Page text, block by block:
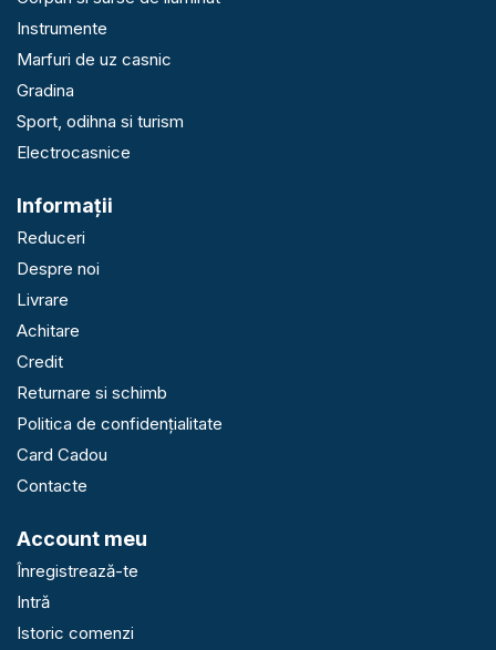
Instrumente
Marfuri de uz casnic
Gradina
Sport, odihna si turism
Electrocasnice
Informaţii
Reduceri
Despre noi
Livrare
Achitare
Credit
Returnare si schimb
Politica de confidențialitate
Card Cadou
Contacte
Account meu
Înregistrează-te
Intră
Istoric comenzi